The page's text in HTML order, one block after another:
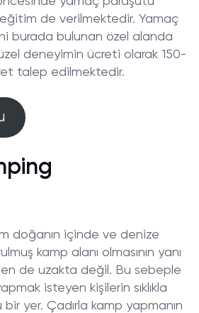
de verilmektedir. Yamaç
burada bulunan özel alanda
deneyimin ücreti olarak 150-
talep edilmektedir.
doğanın içinde ve denize
kamp alanı olmasının yanı
de uzakta değil. Bu sebeple
isteyen kişilerin sıklıkla
yer. Çadırla kamp yapmanın